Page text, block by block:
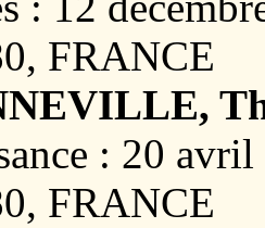
FRANCE
: 20
FRANCE